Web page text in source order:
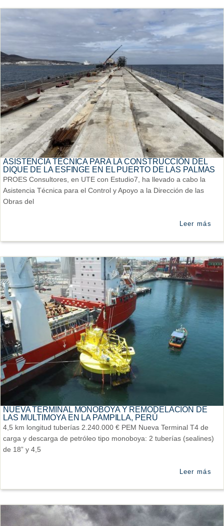
ASISTENCIA TÉCNICA PARA LA CONSTRUCCIÓN DEL
DIQUE DE LA ESFINGE EN EL PUERTO DE LAS PALMAS
PROES Consultores, en UTE con Estudio7, ha llevado a cabo la
Asistencia Técnica para el Control y Apoyo a la Dirección de las
Obras del
Leer más
NUEVA TERMINAL MONOBOYA Y REMODELACIÓN DE
LAS MULTIMOYA EN LA PAMPILLA, PERÚ
4,5 km longitud tuberías 2.240.000 € PEM Nueva Terminal T4 de
carga y descarga de petróleo tipo monoboya: 2 tuberías (sealines)
de 18” y 4,5
Leer más